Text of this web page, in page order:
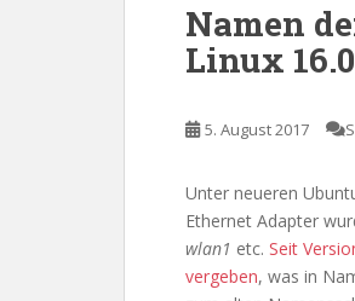
Namen
Linux
5. August 2017
Unter neueren
Ethernet Adapter
wlan1 etc. Seit
vergeben, was in